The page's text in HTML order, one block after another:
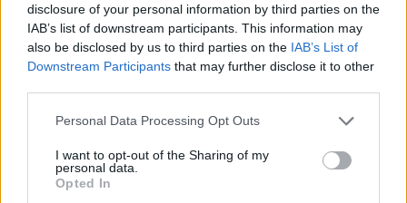
disclosure of your personal information by third parties on the
IAB’s list of downstream participants. This information may
also be disclosed by us to third parties on the IAB’s List of
Downstream Participants that may further disclose it to other
Please note that this website/app uses one or more Google
not limited to your visit or usage behaviour. You may click to
grant or deny consent to Google and its third-party tags to
use your data for below specified purposes in below Google
Personal Data Processing Opt Outs
I want to opt-out of the Sharing of my
personal data.
Opted In